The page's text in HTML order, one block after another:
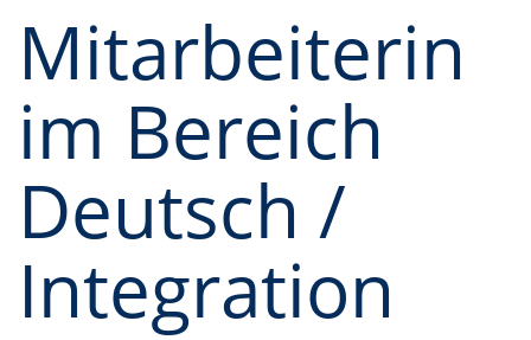
Mitarbeiterin
im Bereich
Deutsch /
Integration